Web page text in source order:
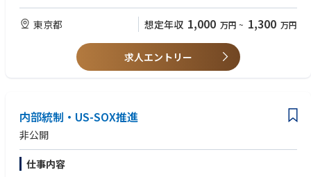
・整備が確認された統制通りに運用されているかを確認（運用状況）
・統制通りに運用されていない不備に対しては、改善提案を指示及びその
妥当性を確認し、改善の進捗をチェック。
・内部統制の経営者評価の報告書作成
歓迎要件：
・内部統制全体のPMO（プロジェクトマネジメントオフィス）の経験
・メーカー（半導体、機械、電機等）での経験
・J-SOXに加えて、US-SOXの経験
・公認内部監査人（CIA）の資格
・英文資料の読解、ビジネスレベルの会話力
東京都 想定年収 1,000 万円 ~ 1,300 万円
求人エントリー
内部統制・US-SOX推進
非公開
仕事内容